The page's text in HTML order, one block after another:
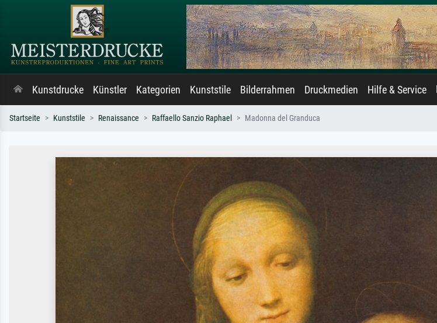
Kunstdrucke Künstler Kategorien Kunststile Bilderrahmen Druckmedien Hilfe & Service
Startseite Kunststile Renaissance Raffaello Sanzio Raphael Madonna del Granduca